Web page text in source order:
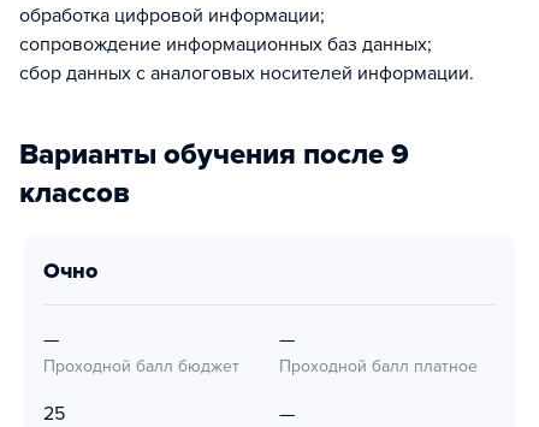
обработка цифровой информации;
сопровождение информационных баз данных;
сбор данных с аналоговых носителей информации.
Варианты обучения после 9
классов
очно
—
Проходной балл бюджет
—
Проходной балл платное
25 —